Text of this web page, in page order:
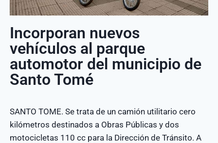
Incorporan nuevos
vehículos al parque
automotor del municipio de
Santo Tomé
SANTO TOME. Se trata de un camión utilitario cero
kilómetros destinados a Obras Públicas y dos
motocicletas 110 cc para la Dirección de Tránsito. A